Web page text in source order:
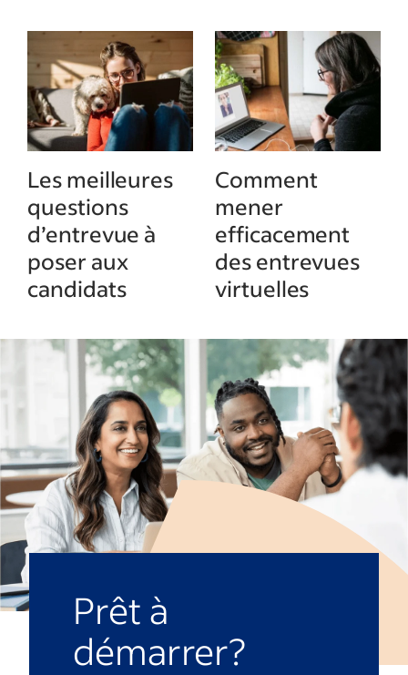
Les meilleures
questions
d’entrevue à
poser aux
candidats
Comment
mener
efficacement
des entrevues
virtuelles
Prêt à
démarrer?